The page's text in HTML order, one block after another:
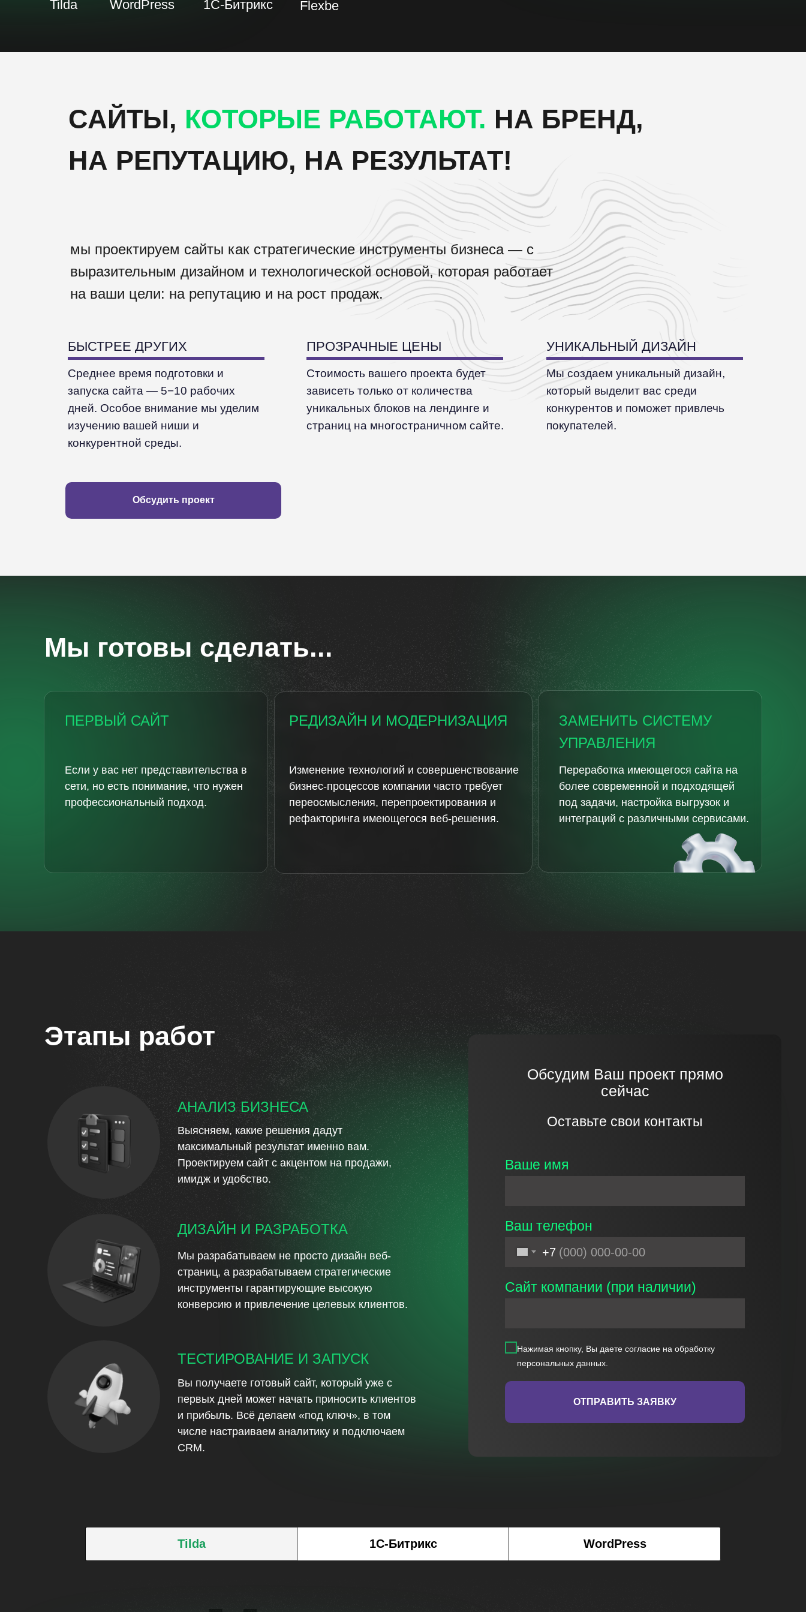
Tilda WordPress Flexbe
1С-Битрикс
БЫСТРЕЕ ДРУГИХ
Среднее время подготовки и
запуска сайта — 5−10 рабочих
дней. Особое внимание мы уделим
изучению вашей ниши и
конкурентной среды.
ПРОЗРАЧНЫЕ ЦЕНЫ
Стоимость вашего проекта будет
зависеть только от количества
уникальных блоков на лендинге и
страниц на многостраничном сайте.
Мы создаем уникальный дизайн,
который выделит вас среди
конкурентов и поможет привлечь
покупателей.
УНИКАЛЬНЫЙ ДИЗАЙН
Обсудить проект
мы проектируем сайты как стратегические инструменты бизнеса — с
выразительным дизайном и технологической основой, которая работает
на ваши цели: на репутацию и на рост продаж.
САЙТЫ, КОТОРЫЕ РАБОТАЮТ. НА БРЕНД,
НА РЕПУТАЦИЮ, НА РЕЗУЛЬТАТ!
РЕДИЗАЙН И МОДЕРНИЗАЦИЯ
Изменение технологий и совершенствование
бизнес-процессов компании часто требует
переосмысления, перепроектирования и
рефакторинга имеющегося веб-решения.
ЗАМЕНИТЬ СИСТЕМУ
УПРАВЛЕНИЯ
Переработка имеющегося сайта на
более современной и подходящей
под задачи, настройка выгрузок и
интеграций с различными сервисами.
Мы готовы сделать...
ПЕРВЫЙ САЙТ
Если у вас нет представительства в
сети, но есть понимание, что нужен
профессиональный подход.
ДИЗАЙН И РАЗРАБОТКА
Мы разрабатываем не просто дизайн веб-
страниц, а разрабатываем стратегические
инструменты гарантирующие высокую
конверсию и привлечение целевых клиентов.
ТЕСТИРОВАНИЕ И ЗАПУСК
Вы получаете готовый сайт, который уже с
первых дней может начать приносить клиентов
и прибыль. Всё делаем «под ключ», в том
числе настраиваем аналитику и подключаем
CRM.
Этапы работ
АНАЛИЗ БИЗНЕСА
Выясняем, какие решения дадут
максимальный результат именно вам.
Проектируем сайт с акцентом на продажи,
имидж и удобство.
Оставьте свои контакты
Обсудим Ваш проект прямо
сейчас
Ваше имя
Ваш телефон
+7
Сайт компании (при наличии)
Нажимая кнопку, Вы даете согласие на обработку
персональных данных
ОТПРАВИТЬ ЗАЯВКУ
Tilda 1С-Битрикс WordPress